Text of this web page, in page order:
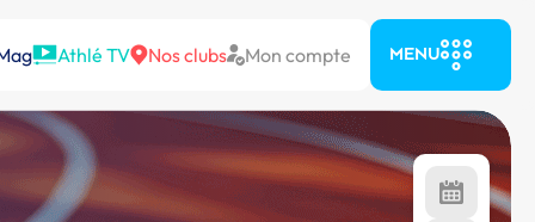
Athlé TV Nos clubs Mon compte MENU